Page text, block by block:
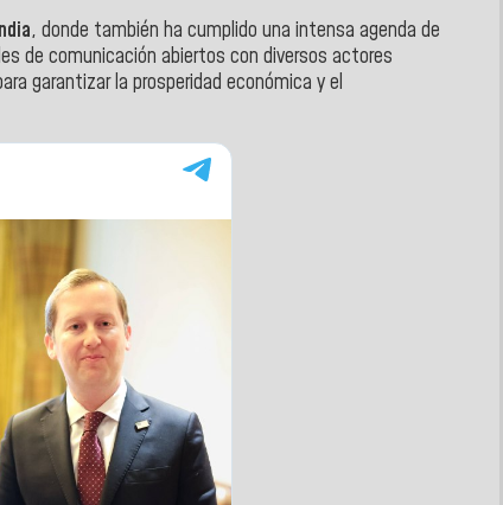
, donde también ha cumplido una intensa agenda de
de comunicación abiertos con diversos actores
garantizar la prosperidad económica y el